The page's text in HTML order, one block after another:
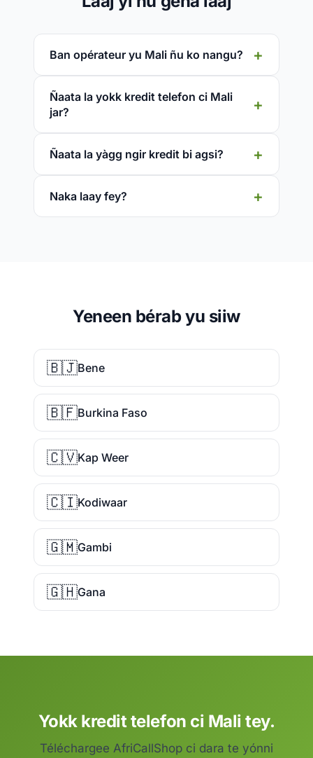
Ban opérateur yu Mali ñu ko nangu?
Ñaata la yokk kredit telefon ci Mali
jar?
Ñaata la yàgg ngir kredit bi agsi?
Naka laay fey?
Yeneen bérab yu siiw
🇧🇯Bene
🇧🇫Burkina Faso
🇨🇻Kap Weer
🇨🇮Kodiwaar
🇬🇲Gambi
🇬🇭Gana
Yokk kredit telefon ci Mali tey.
Téléchargee AfriCallShop ci dara te yónni